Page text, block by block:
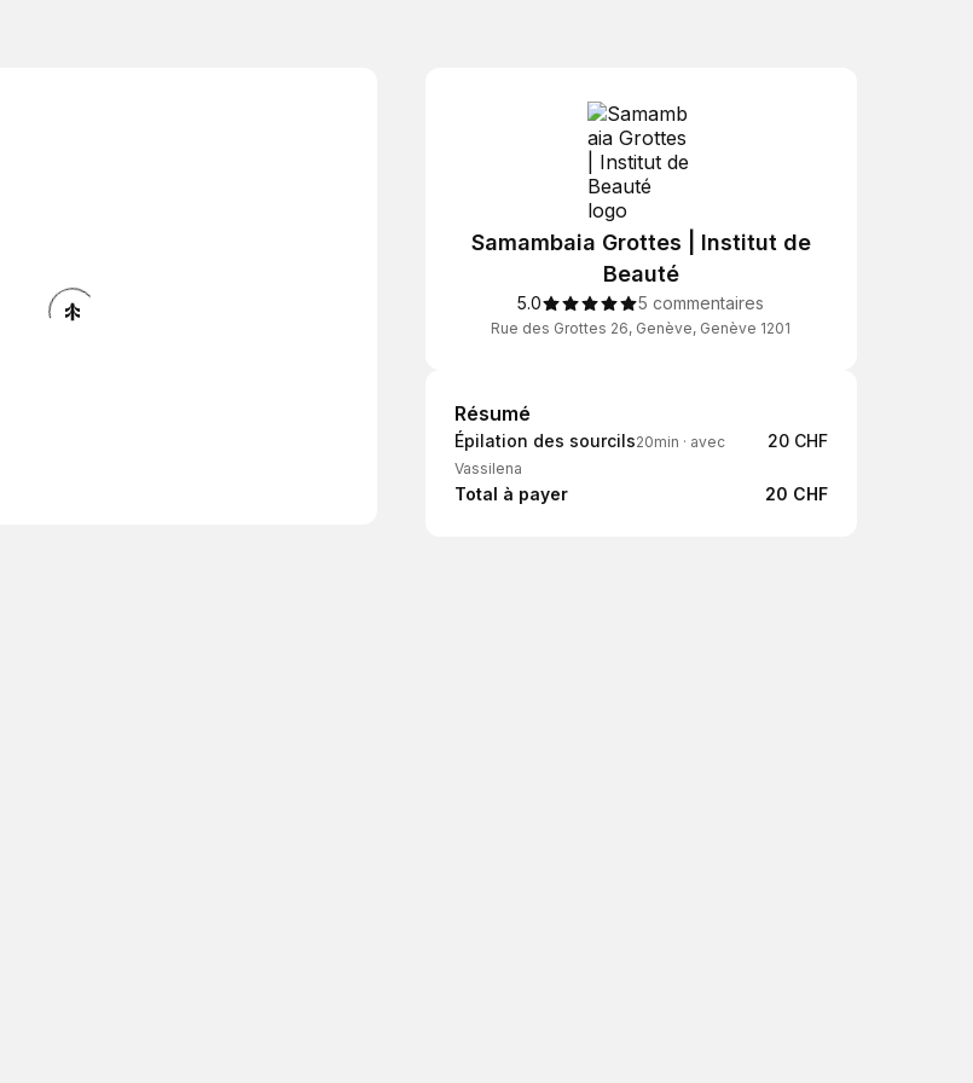
Samambaia Grottes | Institut de
Beauté
5.0 5 commentaires
Rue des Grottes 26, Genève, Genève 1201
Résumé
Résumé
Épilation des sourcils20min · avec
Vassilena
20 CHF
Total à payer 20 CHF